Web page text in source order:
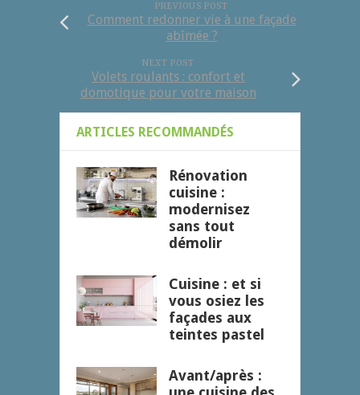
PREVIOUS POST
Comment redonner vie à une façade
abîmée ?
NEXT POST
Volets roulants : confort et
domotique pour votre maison
ARTICLES RECOMMANDÉS
Rénovation
cuisine :
modernisez
sans tout
démolir
Cuisine : et si
vous osiez les
façades aux
teintes pastel
Avant/après :